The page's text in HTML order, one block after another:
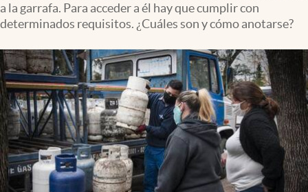
Apertura
Infotechnology
Clase
Clima
Mundial 2026
Eventos Corporativos
El Cronista Studio
a la garrafa. Para acceder a él hay que cumplir con
determinados requisitos. ¿Cuáles son y cómo anotarse?